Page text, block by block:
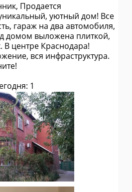
Продается
уютный дом! Все
гараж на два автомобиля,
домом выложена плиткой,
В центре Краснодара!
вся инфраструктура.
1